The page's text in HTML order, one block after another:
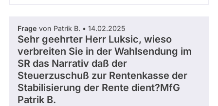
Frage von Patrik B. • 14.02.2025
Sehr geehrter Herr Luksic, wieso
verbreiten Sie in der Wahlsendung im
SR das Narrativ daß der
Steuerzuschuß zur Rentenkasse der
Stabilisierung der Rente dient?MfG
Patrik B.